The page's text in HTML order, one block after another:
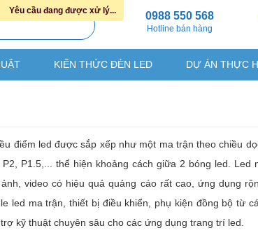
0988 550 568
Hotline bán hàng
KIẾN THỨC ĐÈN LED DỰ ÁN THỰC
điểm led được sắp xếp như một ma trận theo chiều
P1.5,... thể hiện khoảng cách giữa 2 bóng led.
video có hiệu quả quảng cáo rất cao, ứng dụng
led ma trận, thiết bị điều khiển, phụ kiện đồng bộ từ
kỹ thuật chuyên sâu cho các ứng dụng trang trí led.
Yêu cầu đang được xử lý...